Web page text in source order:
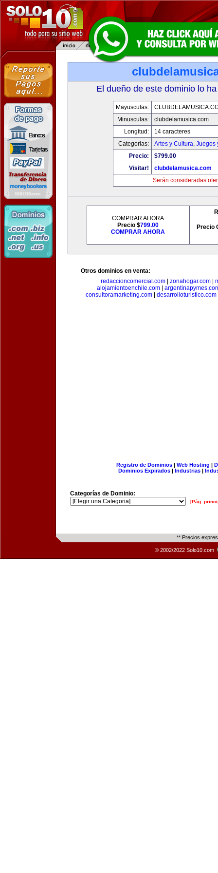
El dueño de este dominio lo
Mayusculas:
Minusculas:
clubdelamusica.com
Longitud:
14 caracteres
Categorias:
Artes y Cultura, Juegos
Precio:
$799.00
Visitar!
clubdelamusica.com
Serán consideradas
COMPRAR AHORA
Precio $799.00
COMPRAR AHORA
Precio
Otros dominios en venta:
redaccioncomercial.com
zonahogar.com
alojamientoenchile.com
consultoramarketing.com
desarrolloturistico.com
Registro de Dominios| Web Hosting |
Dominios Expirados | Industrias |
Categorías de Dominio:
[Pág.
** Precios
© 2002/2022 Solo10.com